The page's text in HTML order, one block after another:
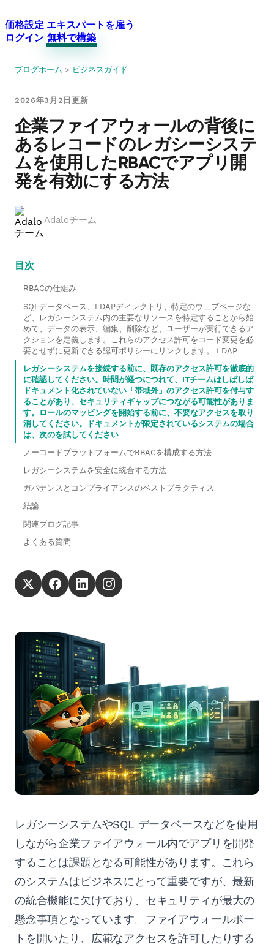
価格設定 エキスパートを雇う
ログイン 無料で構築
ブログホーム > ビジネスガイド
2026年3月2日更新
企業ファイアウォールの背後に
あるレコードのレガシーシステ
ムを使用したRBACでアプリ開
発を有効にする方法
Adaloチーム
目次
RBACの仕組み
SQLデータベース、LDAPディレクトリ、特定のウェブページな
ど、レガシーシステム内の主要なリソースを特定することから始
めて、データの表示、編集、削除など、ユーザーが実行できるア
クションを定義します。これらのアクセス許可をコード変更を必
要とせずに更新できる認可ポリシーにリンクします。 LDAP
レガシーシステムを接続する前に、既存のアクセス許可を徹底的
に確認してください。時間が経つにつれて、ITチームはしばしば
ドキュメント化されていない「帯域外」のアクセス許可を付与す
ることがあり、セキュリティギャップにつながる可能性がありま
す。ロールのマッピングを開始する前に、不要なアクセスを取り
消してください。ドキュメントが限定されているシステムの場合
は、次のを試してください
ノーコードプラットフォームでRBACを構成する方法
レガシーシステムを安全に統合する方法
ガバナンスとコンプライアンスのベストプラクティス
結論
関連ブログ記事
よくある質問
レガシーシステムやSQL データベースなどを使用
しながら企業ファイアウォール内でアプリを開発
することは課題となる可能性があります。これら
のシステムはビジネスにとって重要ですが、最新
の統合機能に欠けており、セキュリティが最大の
懸念事項となっています。ファイアウォールポー
トを開いたり、広範なアクセスを許可したりする